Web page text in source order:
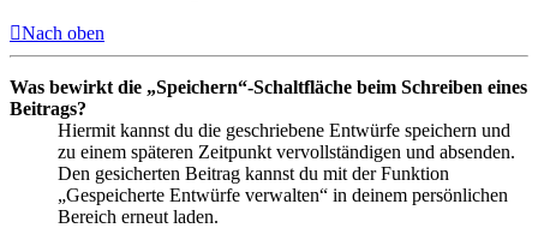
Nach oben
Was bewirkt die „Speichern“-Schaltfläche beim Schreiben eines
Beitrags?
Hiermit kannst du die geschriebene Entwürfe speichern und
zu einem späteren Zeitpunkt vervollständigen und absenden.
Den gesicherten Beitrag kannst du mit der Funktion
„Gespeicherte Entwürfe verwalten“ in deinem persönlichen
Bereich erneut laden.